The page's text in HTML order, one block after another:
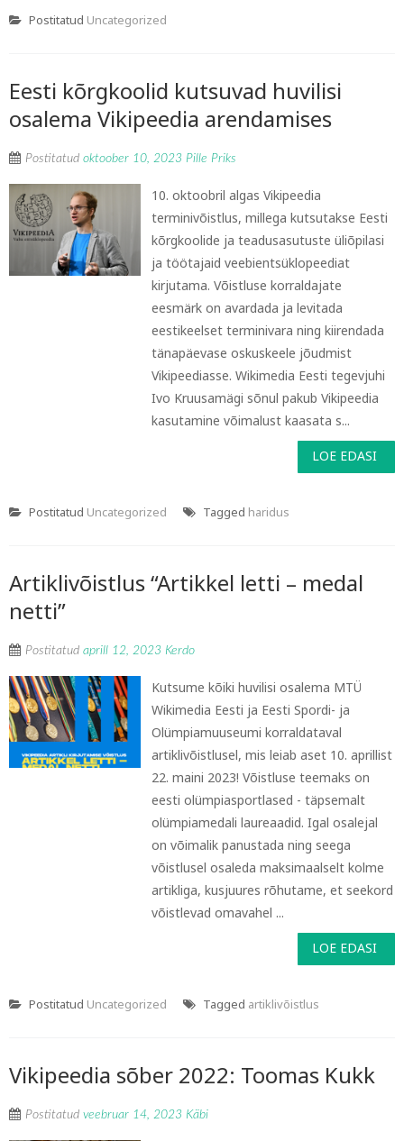
Postitatud Uncategorized
Eesti kõrgkoolid kutsuvad huvilisi
osalema Vikipeedia arendamises
Postitatud oktoober 10, 2023 Pille Priks
10. oktoobril algas Vikipeedia
terminivõistlus, millega kutsutakse Eesti
kõrgkoolide ja teadusasutuste üliõpilasi
ja töötajaid veebientsüklopeediat
kirjutama. Võistluse korraldajate
eesmärk on avardada ja levitada
eestikeelset terminivara ning kiirendada
tänapäevase oskuskeele jõudmist
Vikipeediasse. Wikimedia Eesti tegevjuhi
Ivo Kruusamägi sõnul pakub Vikipeedia
kasutamine võimalust kaasata s...
LOE EDASI
Postitatud Uncategorized Tagged haridus
Artiklivõistlus “Artikkel letti – medal
netti”
Postitatud aprill 12, 2023 Kerdo
Kutsume kõiki huvilisi osalema MTÜ
Wikimedia Eesti ja Eesti Spordi- ja
Olümpiamuuseumi korraldataval
artiklivõistlusel, mis leiab aset 10. aprillist
22. maini 2023! Võistluse teemaks on
eesti olümpiasportlased - täpsemalt
olümpiamedali laureaadid. Igal osalejal
on võimalik panustada ning seega
võistlusel osaleda maksimaalselt kolme
artikliga, kusjuures rõhutame, et seekord
võistlevad omavahel ...
LOE EDASI
Postitatud Uncategorized Tagged artiklivõistlus
Vikipeedia sõber 2022: Toomas Kukk
Postitatud veebruar 14, 2023 Käbi